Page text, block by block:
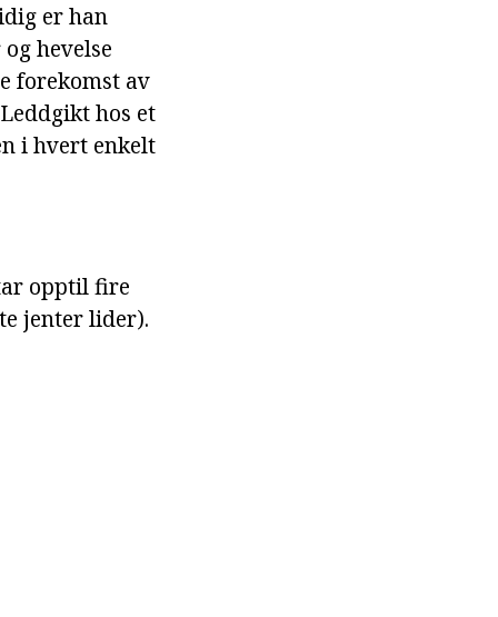
er han
hevelse
forekomst av
hos et
i hvert enkelt
opptil fire
jenter lider).